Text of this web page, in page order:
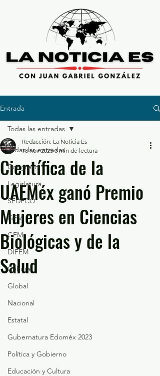
Entrada
Todas las entradas
Congreso
Legislatura
SEDECO
GEM
GEM
DIFEM
Cultura
Global
Nacional
Estatal
Gubernatura Edoméx 2023
Política y Gobierno
Educación y Cultura
Todas las entradas
Científica de la
UAEMéx ganó Premio
Mujeres en Ciencias
Biológicas y de la
Salud
Redacción: La Noticia Es
18 nov 2025 3 min de lectura